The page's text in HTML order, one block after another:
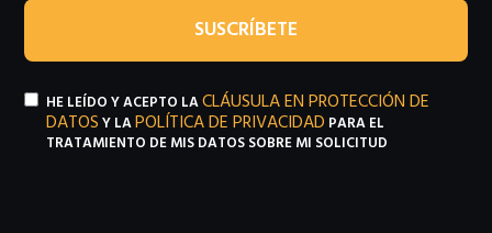
SUSCRÍBETE
HE LEÍDO Y ACEPTO LACLÁUSULA EN PROTECCIÓN DE
DATOSY LAPOLÍTICA DE PRIVACIDAD PARA EL
TRATAMIENTO DE MIS DATOS SOBRE MI SOLICITUD